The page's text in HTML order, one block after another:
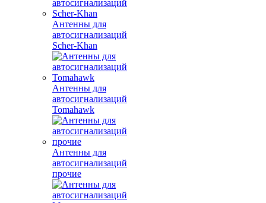
Антенны для
автосигнализаций
Scher-Khan
Антенны для
автосигнализаций
Tomahawk
Антенны для
автосигнализаций
прочие